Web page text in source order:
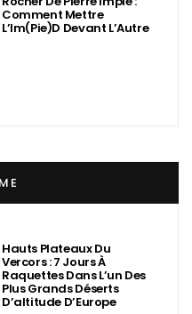
Comment Mettre
L’Im(Pie)d Devant L’Autre
Hauts Plateaux Du
Vercors : 7 Jours À
Raquettes Dans L’un Des
Plus Grands Déserts
D’altitude D’Europe